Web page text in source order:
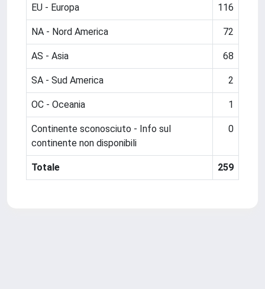
EU - Europa 116
NA - Nord America 72
AS - Asia 68
SA - Sud America 2
OC - Oceania 1
Continente sconosciuto - Info sul
continente non disponibili
0
Totale 259